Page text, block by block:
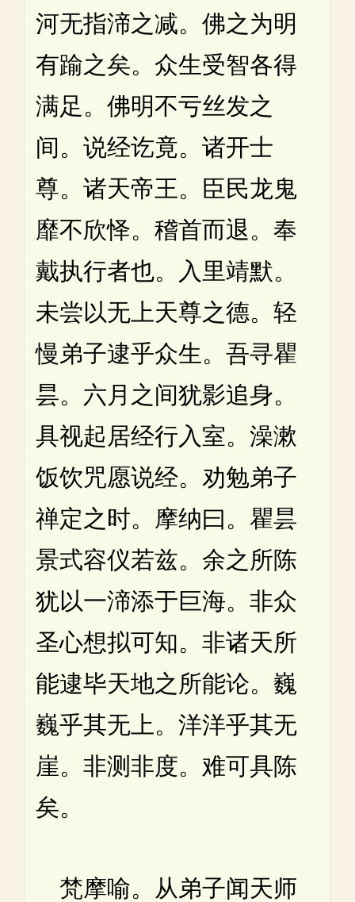
河无指渧之减。佛之为明
有踰之矣。众生受智各得
满足。佛明不亏丝发之
间。说经讫竟。诸开士
尊。诸天帝王。臣民龙鬼
靡不欣怿。稽首而退。奉
戴执行者也。入里靖默。
未尝以无上天尊之德。轻
慢弟子逮乎众生。吾寻瞿
昙。六月之间犹影追身。
具视起居经行入室。澡漱
饭饮咒愿说经。劝勉弟子
禅定之时。摩纳曰。瞿昙
景式容仪若兹。余之所陈
犹以一渧添于巨海。非众
圣心想拟可知。非诸天所
能逮毕天地之所能论。巍
巍乎其无上。洋洋乎其无
崖。非测非度。难可具陈
矣。
梵摩喻。从弟子闻天师